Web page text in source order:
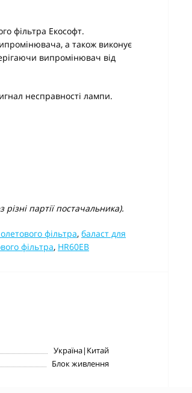
фільтра Екософт.
а також виконує
випромінювач від
несправності лампи.
партії постачальника).
фільтра, баласт для
фільтра, HR60EB
Україна|Китай
Блок живлення